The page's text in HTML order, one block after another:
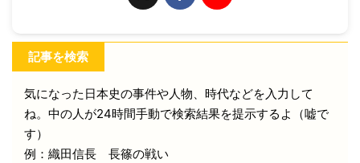
記事を検索
気になった日本史の事件や人物、時代などを入力して
ね。中の人が24時間手動で検索結果を提示するよ（嘘で
す）
例：織田信長 長篠の戦い